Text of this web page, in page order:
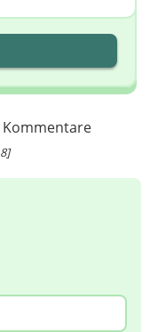
Kommentare